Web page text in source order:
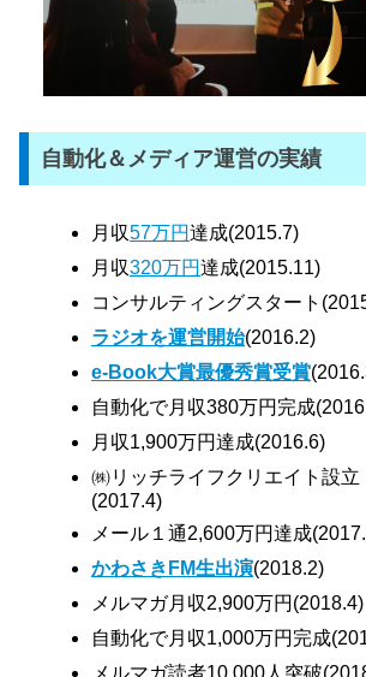
自動化＆メディア運営の実績
月収57万円達成(2015.7)
月収320万円達成(2015.11)
コンサルティングスタート
ラジオを運営開始(2016.2)
e-Book大賞最優秀賞受賞
自動化で月収380万円完成
月収1,900万円達成(2016.6)
㈱リッチライフクリエイト設立
(2017.4)
メール１通2,600万円達成
かわさきFM生出演(2018.2)
メルマガ月収2,900万円(2018.4)
自動化で月収1,000万円完成
メルマガ読者10,000人突破